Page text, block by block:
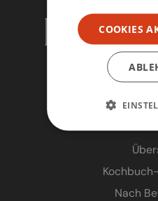
Nach
COOKIES